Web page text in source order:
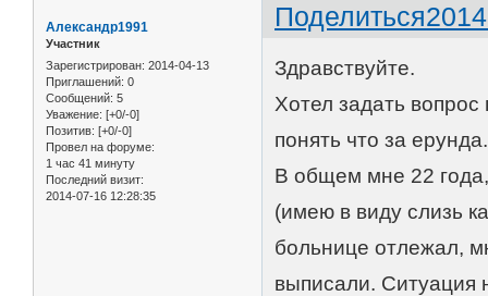
Поделиться
Александр1991
Участник
Зарегистрирован: 2014-04-13
Приглашений: 0
Сообщений: 5
Уважение: [+0/-0]
Позитив: [+0/-0]
Провел на форуме:
1 час 41 минуту
Последний визит:
2014-07-16 12:28:35
Здравствуйте.
Хотел задать вопрос
понять что за ерунда.
В общем мне 22 года,
(имею в виду слизь
больнице отлежал,
выписали. Ситуация